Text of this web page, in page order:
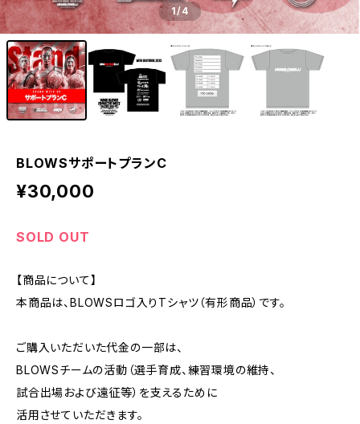
1/4
BLOWSサポートプランC
¥30,000
SOLD OUT
【商品について】
本商品は、BLOWSロゴ入りTシャツ（有形商品）です。
ご購入いただいた代金の一部は、
BLOWSチームの活動（選手育成、練習環境の維持、
試合出場および遠征等）を支えるために
活用させていただきます。